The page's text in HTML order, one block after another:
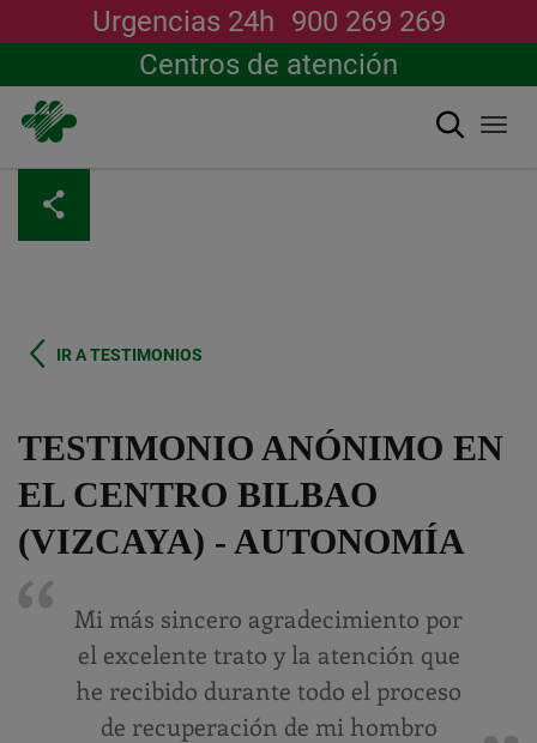
contenido
principal
Urgencias 24h 900 269 269
Centros de atención
Buscar
IR A TESTIMONIOS
TESTIMONIO ANÓNIMO EN
EL CENTRO BILBAO
(VIZCAYA) - AUTONOMÍA
Mi más sincero agradecimiento por
el excelente trato y la atención que
he recibido durante todo el proceso
de recuperación de mi hombro